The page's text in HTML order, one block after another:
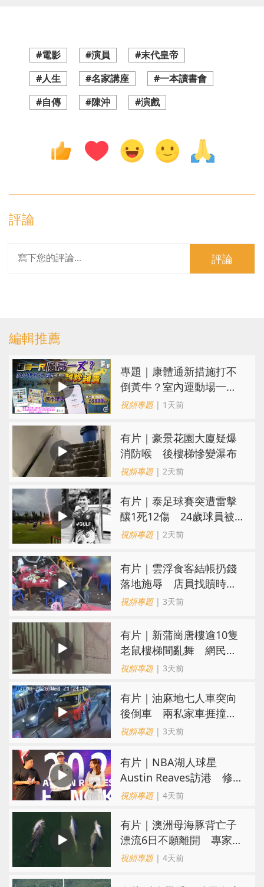
#電影 #演員
#末代皇帝
#人生
#名家講座
#一本讀書會
#自傳
#陳沖 #演戲
評論
評論
編輯推薦
專題｜康體通新措施打不
倒黃牛？室內運動場一場
難求越炒越貴
視頻專題| 1天前
有片｜豪景花園大廈疑爆
消防喉 後樓梯慘變瀑布
視頻專題| 2天前
有片｜泰足球賽突遭雷擊
釀1死12傷 24歲球員被
閃電劈中亡
視頻專題| 2天前
​有片｜雲浮食客結帳扔錢
落地施辱 店員找贖時還
施彼身獲老闆肯定
視頻專題| 3天前
有片｜新蒲崗唐樓逾10隻
老鼠樓梯間亂舞 網民嚇
親：每次經過都要好大勇
視頻專題| 3天前
有片｜油麻地七人車突向
後倒車 兩私家車捱撞
司機不顧而去
視頻專題| 3天前
有片｜NBA湖人球星
Austin Reaves訪港 修
頓與青少年交流球技
視頻專題| 4天前
有片｜澳洲母海豚背亡子
漂流6日不願離開 專家：
極度悲傷下的哀悼行為
視頻專題| 4天前